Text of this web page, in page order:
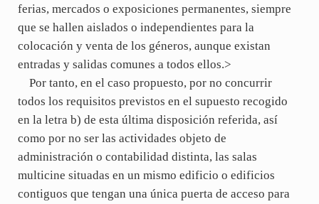
ferias, mercados o exposiciones permanentes, siempre
que se hallen aislados o independientes para la
colocación y venta de los géneros, aunque existan
entradas y salidas comunes a todos ellos.>
Por tanto, en el caso propuesto, por no concurrir
todos los requisitos previstos en el supuesto recogido
en la letra b) de esta última disposición referida, así
como por no ser las actividades objeto de
administración o contabilidad distinta, las salas
multicine situadas en un mismo edificio o edificios
contiguos que tengan una única puerta de acceso para